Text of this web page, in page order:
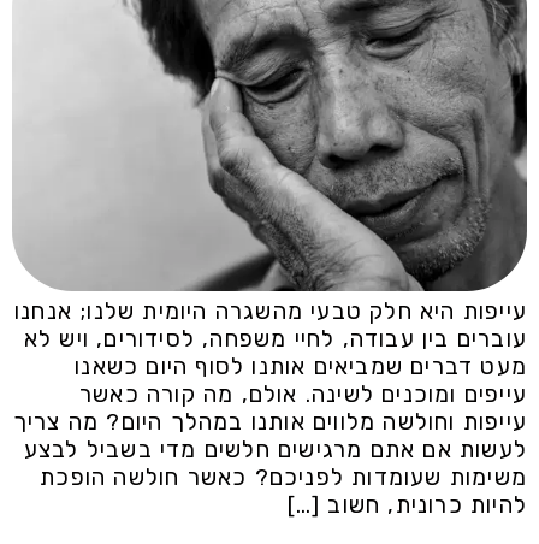
עייפות היא חלק טבעי מהשגרה היומית שלנו; אנחנו
עוברים בין עבודה, לחיי משפחה, לסידורים, ויש לא
מעט דברים שמביאים אותנו לסוף היום כשאנו
עייפים ומוכנים לשינה. אולם, מה קורה כאשר
עייפות וחולשה מלווים אותנו במהלך היום? מה צריך
לעשות אם אתם מרגישים חלשים מדי בשביל לבצע
משימות שעומדות לפניכם? כאשר חולשה הופכת
להיות כרונית, חשוב […]